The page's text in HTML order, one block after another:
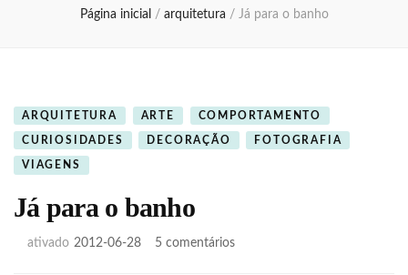
Página inicial / arquitetura / Já para o banho
ARQUITETURA ARTE COMPORTAMENTO
CURIOSIDADES DECORAÇÃO FOTOGRAFIA
VIAGENS
Já para o banho
ativado 2012-06-28 5 comentáriosem